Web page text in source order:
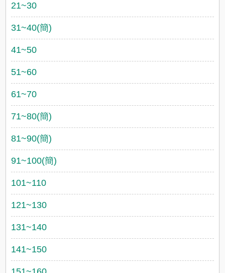
21~30
31~40(簡)
41~50
51~60
61~70
71~80(簡)
81~90(簡)
91~100(簡)
101~110
121~130
131~140
141~150